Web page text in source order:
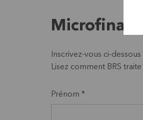
Inscrivez-vous ci-
Lisez comment BRS
Prénom *